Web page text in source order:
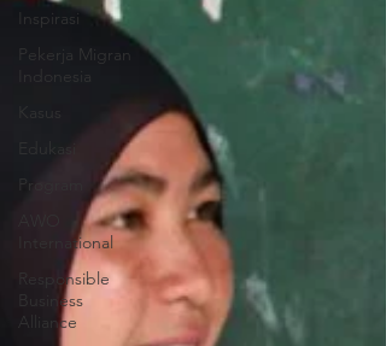
Inspirasi
Pekerja Migran
Indonesia
Program
International
Responsible
Business
Alliance